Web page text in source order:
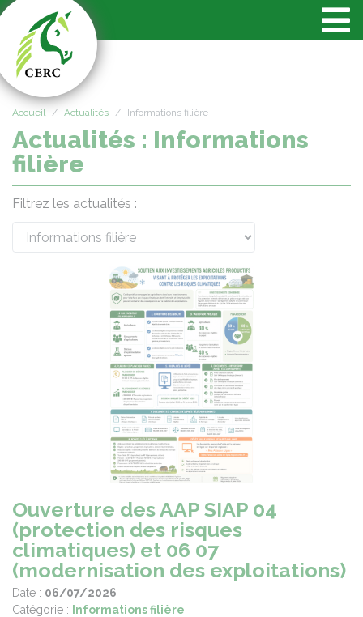
Accueil Actualités Informations filière
Actualités : Informations
filière
Filtrez les actualités :
Ouverture des AAP SIAP 04
(protection des risques
climatiques) et 06 07
(modernisation des exploitations)
Date : 06/07/2026
Catégorie :
Informations filière
Panneau de gestion des cookies